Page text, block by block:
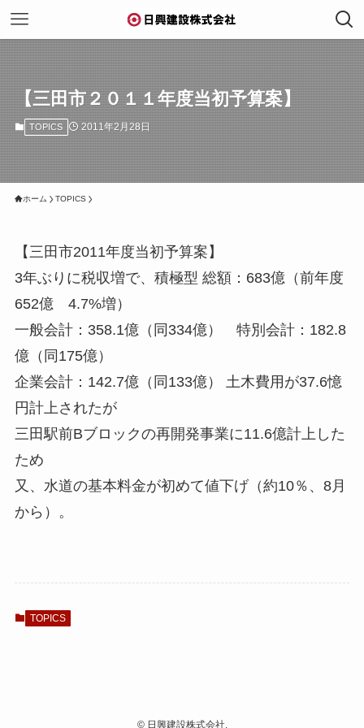
【三田市２０１１年度当初予算案】
TOPICS 2011年2月28日
ホーム TOPICS
【三田市2011年度当初予算案】
3年ぶりに税収増で、積極型 総額：683億（前年度
652億 4.7%増）
一般会計：358.1億（同334億） 特別会計：182.8
億（同175億）
企業会計：142.7億（同133億） 土木費用が37.6憶
円計上されたが
三田駅前Bブロックの再開発事業に11.6億計上した
ため
又、水道の基本料金が初めて値下げ（約10％、8月
から）。
TOPICS
©日興建設株式会社.